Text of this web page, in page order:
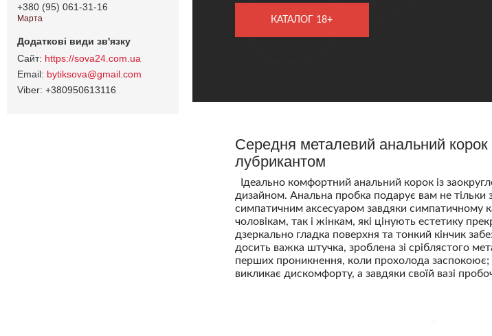
КАТАЛОГ 18+
Середня металевий анальний корок
лубрикантом
Ідеально комфортний анальний корок із
дизайном. Анальна пробка подарує вам не тільки
симпатичним аксесуаром завдяки симпатичному
чоловікам, так і жінкам, які цінують естетику
дзеркально гладка поверхня та тонкий кінчик
досить важка штучка, зроблена зі сріблястого
перших проникнення, коли прохолода
викликає дискомфорту, а завдяки своїй вазі
+380 (95) 061-31-16
Марта
https://sova24.com.ua
bytiksova@gmail.com
+380950613116